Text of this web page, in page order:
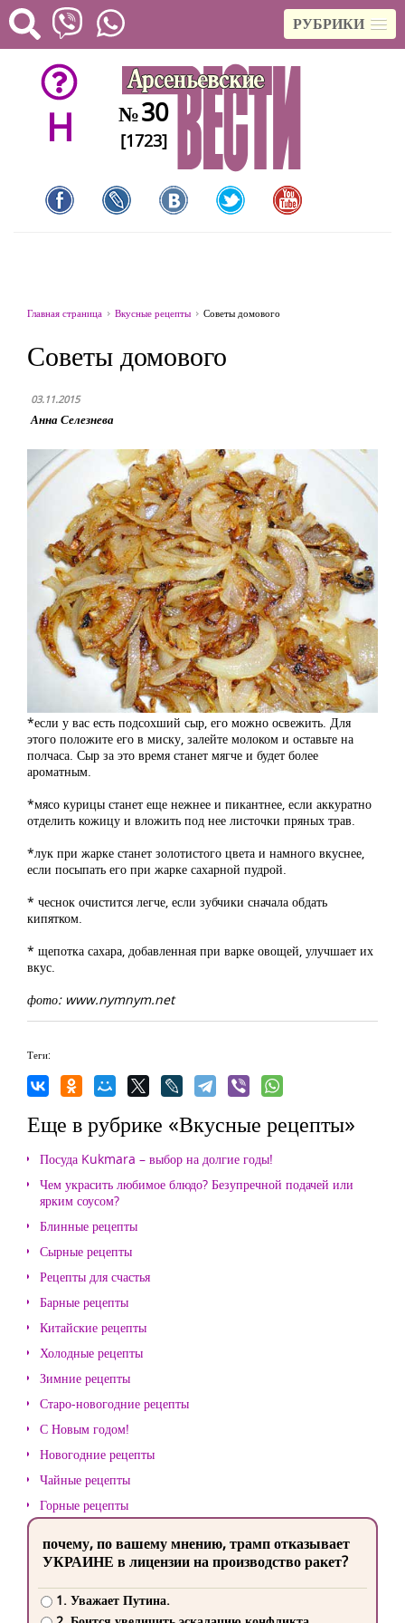
РУБРИКИ
H №30
[1723]
Главная страница Вкусные рецепты Советы домового
Советы домового
03.11.2015
Анна Селезнева
*если у вас есть подсохший сыр, его можно освежить. Для
этого положите его в миску, залейте молоком и оставьте на
полчаса. Сыр за это время станет мягче и будет более
ароматным.
*мясо курицы станет еще нежнее и пикантнее, если аккуратно
отделить кожицу и вложить под нее листочки пряных трав.
*лук при жарке станет золотистого цвета и намного вкуснее,
если посыпать его при жарке сахарной пудрой.
* чеснок очистится легче, если зубчики сначала обдать
кипятком.
* щепотка сахара, добавленная при варке овощей, улучшает их
вкус.
фото: www.nymnym.net
Теги:
Еще в рубрике «Вкусные рецепты»
Посуда Kukmara – выбор на долгие годы!
Чем украсить любимое блюдо? Безупречной подачей или
ярким соусом?
Блинные рецепты
Сырные рецепты
Рецепты для счастья
Барные рецепты
Китайские рецепты
Холодные рецепты
Зимние рецепты
Старо-новогодние рецепты
С Новым годом!
Новогодние рецепты
Чайные рецепты
Горные рецепты
почему, по вашему мнению, трамп отказывает
УКРАИНЕ в лицензии на производство ракет?
1. Уважает Путина.